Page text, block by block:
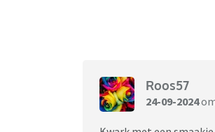
Roos57
24-09-2024